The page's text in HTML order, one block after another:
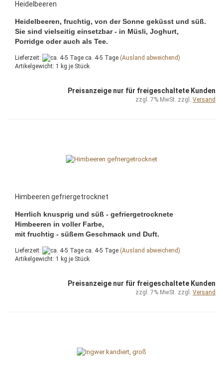
Heidelbeeren
Heidelbeeren, fruchtig, von der Sonne geküsst und süß.
Sie sind vielseitig einsetzbar - in Müsli, Joghurt,
Porridge oder auch als Tee.
Lieferzeit: ca. 4-5 Tage (Ausland abweichend)
Artikelgewicht: 1 kg je Stück
Preisanzeige nur für freigeschaltete Kunden
zzgl. 7% MwSt. zzgl. Versand
Himbeeren gefriergetrocknet
Herrlich knusprig und süß - gefriergetrocknete
Himbeeren in voller Farbe,
mit fruchtig - süßem Geschmack und Duft.
Lieferzeit: ca. 4-5 Tage (Ausland abweichend)
Artikelgewicht: 1 kg je Stück
Preisanzeige nur für freigeschaltete Kunden
zzgl. 7% MwSt. zzgl. Versand